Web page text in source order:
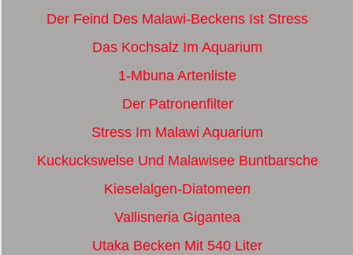
Der Feind Des Malawi-Beckens Ist Stress
Das Kochsalz Im Aquarium
1-Mbuna Artenliste
Der Patronenfilter
Stress Im Malawi Aquarium
Kuckuckswelse Und Malawisee Buntbarsche
Kieselalgen-Diatomeen
Vallisneria Gigantea
Utaka Becken Mit 540 Liter